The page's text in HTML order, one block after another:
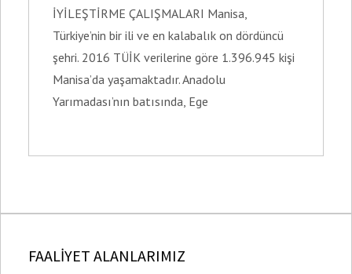
İYİLEŞTİRME ÇALIŞMALARI Manisa,
Türkiye’nin bir ili ve en kalabalık on dördüncü
şehri. 2016 TÜİK verilerine göre 1.396.945 kişi
Manisa’da yaşamaktadır. Anadolu
Yarımadası’nın batısında, Ege
FAALİYET ALANLARIMIZ